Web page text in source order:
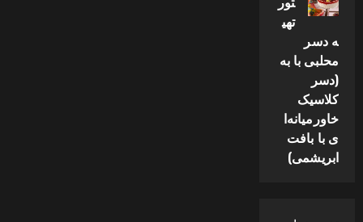
تهی
ه دسر
محلبی با به
(دسر
کلاسیک
خاورمیانه‌ا
ی با بافت
ابریشمی)